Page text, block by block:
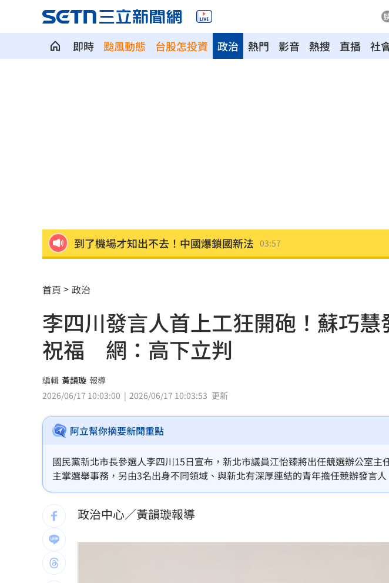
即時 颱風動態 台股怎投資 熱門 影音 熱搜 直播
政治 社
7年前遭譏傻逼！他逆襲超車中國前首富 03:10
記憶體產能全被大廠包下 驚人漲價潮來襲
北美訂單補爆 聯發科小金雞EPS至27.12元 02:30
AI和你讀的不同！實測《時代》驚揭1真相
這大廠三支柱到位 全年EPS上看5.68元
慈濟買BNT被詐10億！藍昔嗆擋疫苗網朝聖
它躋身美禁令受惠者 上半年EPS衝2.58元
高溫重創雞蛋產量 最快要等到9月才回穩 01:26
台股收復44000點大關 2關鍵看AI產業發展
他見搶案挺身相救遭圍毆亡！嫌犯最小12歲 01:10
首頁 政治
李四川發言人首上工狂開砲！蘇巧慧
祝福 網：高下立判
編輯 黃韻璇 報導
2026/06/17 10:03:00
2026/06/17 10:03:53 更新
阿立幫你摘要新聞重點
國民黨新北市長參選人李四川15日宣布，新北市議員江怡臻將出任競選辦公室主
主掌選舉事務，另由3名出身不同領域、與新北有深厚連結的青年擔任競辦發言
尊重祝福，然而李四川陣營的發言人群卻在上班第一天就重提財劃法和禁伐補償
立判」。
政治中心／黃韻璇報導